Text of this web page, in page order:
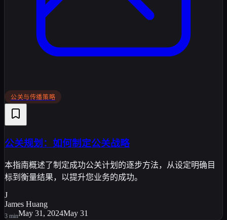
公关与传播策略
公关规划：如何制定公关战略
本指南概述了制定成功公关计划的逐步方法，从设定明确目
标到衡量结果，以提升您业务的成功。
J
James Huang
3 minMay 31, 2024May 31